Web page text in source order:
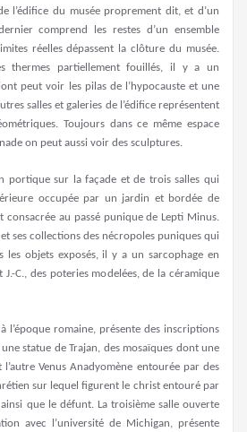
l’édifice du musée proprement dit, et d’un
comprend les restes d’un ensemble
réelles dépassent la clôture du musée.
thermes partiellement fouillés, il y a un
peut voir les pilas de l’hypocauste et une
salles et galeries de l’édifice représentent
Toujours dans ce même espace
on peut aussi voir des sculptures.
portique sur la façade et de trois salles qui
occupée par un jardin et bordée de
consacrée au passé punique de Lepti Minus.
ses collections des nécropoles puniques qui
les objets exposés, il y a un sarcophage en
J.-C., des poteries modelées, de la céramique
l’époque romaine, présente des inscriptions
statue de Trajan, des mosaïques dont une
Venus Anadyomène entourée par des
sur lequel figurent le christ entouré par
que le défunt. La troisième salle ouverte
avec l’université de Michigan, présente